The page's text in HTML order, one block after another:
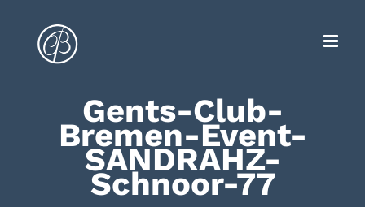
springen
Gents-Club-
Bremen-Event-
SANDRAHZ-
Schnoor-77